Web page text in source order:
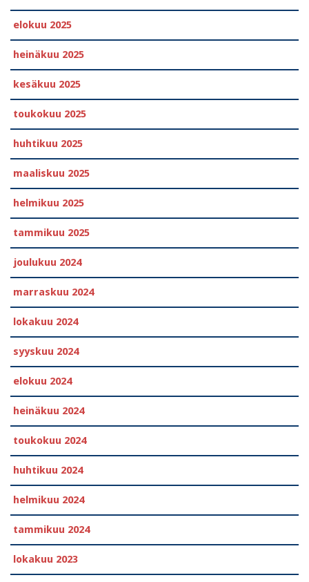
elokuu 2025
heinäkuu 2025
kesäkuu 2025
toukokuu 2025
huhtikuu 2025
maaliskuu 2025
helmikuu 2025
tammikuu 2025
joulukuu 2024
marraskuu 2024
lokakuu 2024
syyskuu 2024
elokuu 2024
heinäkuu 2024
toukokuu 2024
huhtikuu 2024
helmikuu 2024
tammikuu 2024
lokakuu 2023